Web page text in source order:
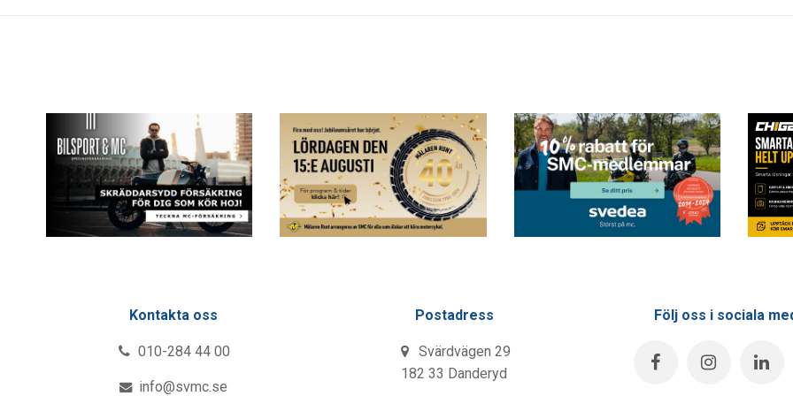
Kontakta oss
010-284 44 00
info@svmc.se
Postadress
Svärdvägen 29
182 33 Danderyd
Följ oss i sociala